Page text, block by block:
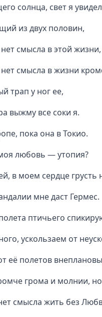
солнца, свет я
из двух половин,
смысла в этой
смысла в жизни
трап у ног ее,
выжму все соки я.
пока она в Токио.
любовь — утопия?
в моем сердце грусть
мне даст Гермес.
птичьего
ускользаем от
её полетов
грома и молнии,
смысла жить без